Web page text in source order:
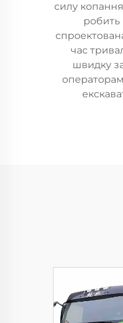
силу
робить
час
швидку